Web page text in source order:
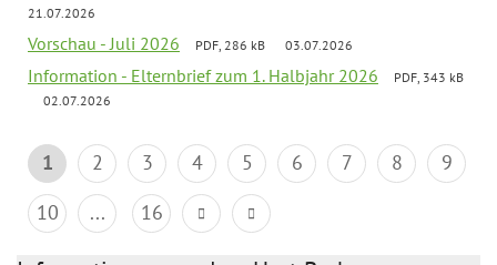
21.07.2026
Vorschau - Juli 2026 PDF, 286 kB 03.07.2026
Information - Elternbrief zum 1. Halbjahr 2026
PDF, 343 kB
02.07.2026
1 2 3 4 5 6 7 8
9
10
... 16